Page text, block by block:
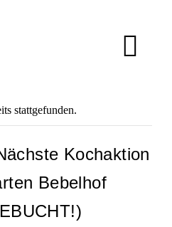
stattgefunden.
Kochaktion
Bebelhof